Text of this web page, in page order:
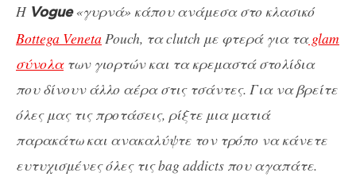
Η Vogue«γυρνά» κάπου ανάμεσα στο κλασικό
Bottega VenetaPouch, τα clutch με φτερά για ταglam
σύνολατων γιορτών και τα κρεμαστά στολίδια
που δίνουν άλλο αέρα στις τσάντες. Για να βρείτε
όλες μας τις προτάσεις, ρίξτε μια ματιά
παρακάτω και ανακαλύψτε τον τρόπο να κάνετε
ευτυχισμένες όλες τις bag addicts που αγαπάτε.